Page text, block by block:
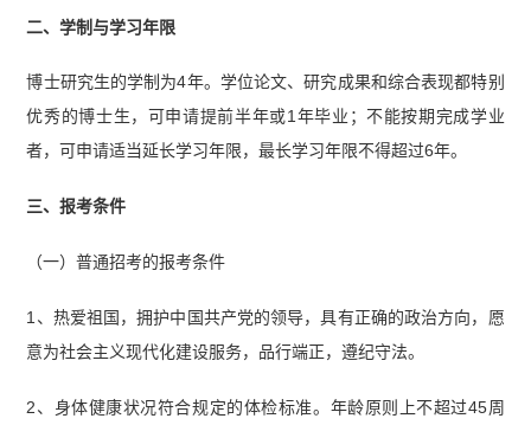
二、学制与学习年限
博士研究生的学制为4年。学位论文、研究成果和综合表现都特别
优秀的博士生，可申请提前半年或1年毕业；不能按期完成学业
者，可申请适当延长学习年限，最长学习年限不得超过6年。
三、报考条件
（一）普通招考的报考条件
1、热爱祖国，拥护中国共产党的领导，具有正确的政治方向，愿
意为社会主义现代化建设服务，品行端正，遵纪守法。
2、身体健康状况符合规定的体检标准。年龄原则上不超过45周